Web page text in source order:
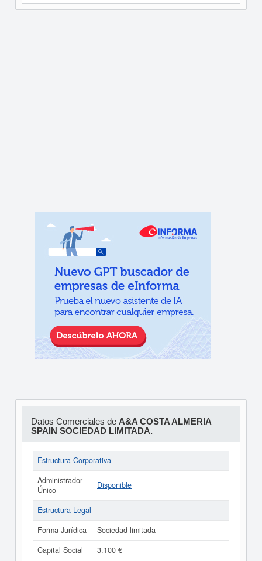
Datos Comerciales de A&A COSTA ALMERIA
SPAIN SOCIEDAD LIMITADA.
Estructura Corporativa
Administrador
Único
Disponible
Estructura Legal
Forma Jurídica
Sociedad limitada
Capital Social
3.100 €